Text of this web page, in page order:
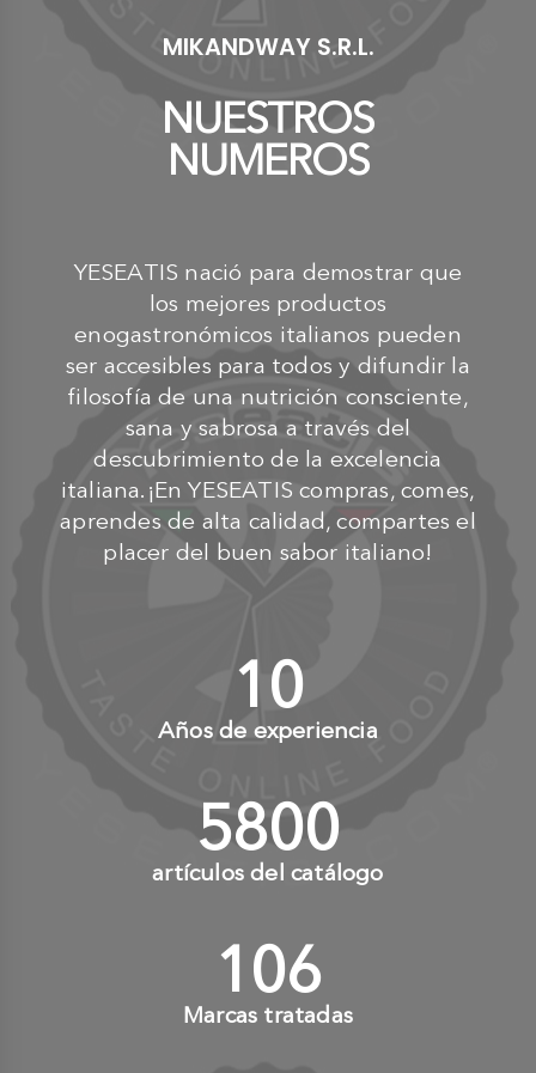
MIKANDWAY S.R.L.
NUESTROS
NUMEROS
YESEATIS nació para demostrar que
los mejores productos
enogastronómicos italianos pueden
ser accesibles para todos y difundir la
filosofía de una nutrición consciente,
sana y sabrosa a través del
descubrimiento de la excelencia
italiana.¡En YESEATIS compras, comes,
aprendes de alta calidad, compartes el
placer del buen sabor italiano!
10+
Años de experiencia
6000+
artículos del catálogo
110+
Marcas tratadas